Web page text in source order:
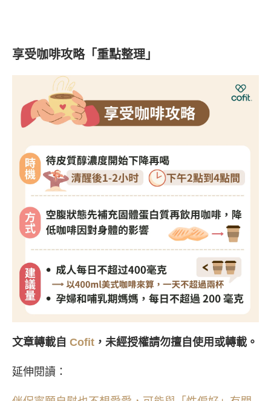
享受咖啡攻略「重點整理」
文章轉載自 Cofit ，未經授權請勿擅自使用或轉載。
延伸閱讀：